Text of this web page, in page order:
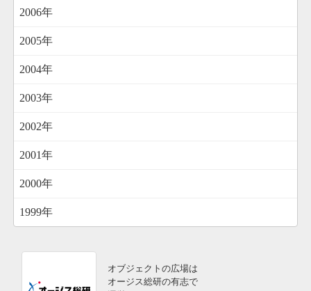
2006年
2005年
2004年
2003年
2002年
2001年
2000年
1999年
オブジェクトの広場は
オージス総研の有志で